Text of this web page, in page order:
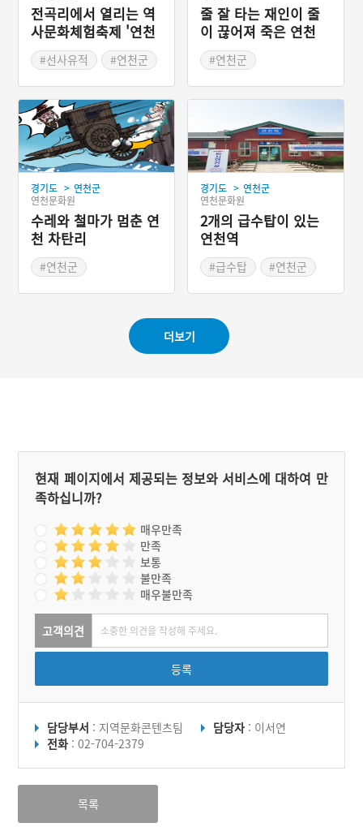
전곡리에서 열리는 역
사문화체험축제 '연천
구석기 축제'
#선사유적
#연천군
#경기도 축제
줄 잘 타는 재인이 줄
이 끊어져 죽은 연천
재인폭포
#연천군
#연천 지명유래
#드라마 촬영지
경기도 > 연천군
연천문화원
수레와 철마가 멈춘 연
천 차탄리
#연천군
경기도 > 연천군
연천문화원
2개의 급수탑이 있는
연천역
#급수탑
#연천군
더보기
현재 페이지에서 제공되는 정보와 서비스에 대하여 만
족하십니까?
매우만족
만족
보통
불만족
매우불만족
고객의견
등록
담당부서 : 지역문화콘텐츠팀 담당자 : 이서연
전화 : 02-704-2379
목록